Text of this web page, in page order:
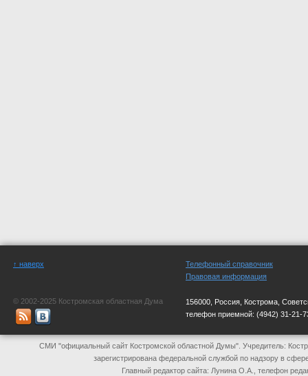
↑ наверх
© 2002-2025 Костромская областная Дума
Телефонный справочник
Правовая информация
156000, Россия, Кострома,
телефон приемной: (4942) 31-21-
СМИ "официальный сайт Костромской областной Думы". Учредитель:
зарегистрирована федеральной службой по надзору в
Главный редактор сайта: Лунина О.А., телефон